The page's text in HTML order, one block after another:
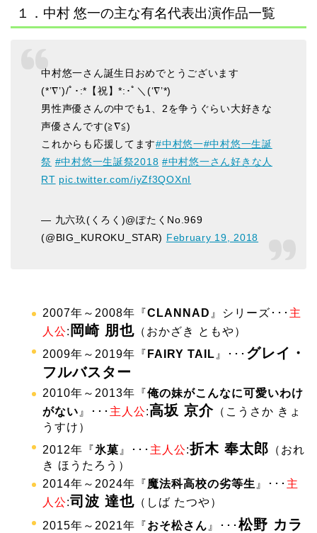
１．中村 悠一の主な有名代表出演作品一覧
中村悠一さん誕生日おめでとうございます
(*’∇’)/ﾟ･:*【祝】*:･ﾟ＼(‘∇’*)
男性声優さんの中でも1、2を争うぐらい大好きな
声優さんです(≧∇≦)
これからも応援してます#中村悠一#中村悠一生誕
祭 #中村悠一生誕祭2018 #中村悠一さん好きな人
RT pic.twitter.com/iyZf3QOXnI
— 九六玖(くろく)@ぽたくNo.969
(@BIG_KUROKU_STAR) February 19, 2018
2007年～2008年『CLANNAD 』シリーズ･･･ 主
人公: 岡崎 朋也 （おかざき ともや）
2009年～2019年『 FAIRY TAIL 』･･･ グレイ・
フルバスター
2010年～2013年『俺の妹がこんなに可愛いわけ
がない 』･･･ 主人公:高坂 京介 （こうさか きょ
うすけ）
2012年『氷菓 』･･･ 主人公:折木 奉太郎 （ おれ
き ほうたろう ）
2014年～2024年『魔法科高校の劣等生 』･･･ 主
人公:司波 達也 （しば たつや）
2015年～2021年『おそ松さん 』･･･ 松野 カラ